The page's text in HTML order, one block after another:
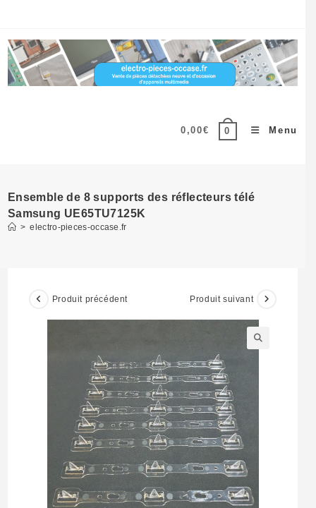
content
0,00€ 0 Menu
Ensemble de 8 supports des réflecteurs télé
Samsung UE65TU7125K
> electro-pieces-occase.fr
Produit précédent Produit suivant